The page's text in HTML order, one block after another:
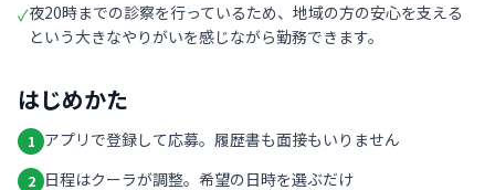
✓夜20時までの診察を行っているため、地域の方の安心を支える
という大きなやりがいを感じながら勤務できます。
はじめかた
1 アプリで登録して応募。履歴書も面接もいりません
2 日程はクーラが調整。希望の日時を選ぶだけ